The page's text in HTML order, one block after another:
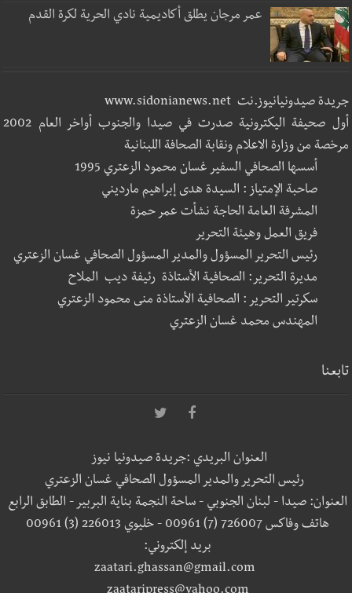
عمر مرجان يطلق أكاديمية نادي الحرية لكرة القدم
جريدة صيدونيانيوز.نت www.sidonianews.net
أول صحيفة اليكترونية صدرت في صيدا والجنوب أواخر العام 2002
مرخصة من وزارة الاعلام ونقابة الصحافة اللبنانية
أسسها الصحافي السفير غسان محمود الزعتري 1995
صاحبة الإمتياز : السيدة هدى إبراهيم مارديني
المشرفة العامة الحاجة نشأت عمر حمزة
فريق العمل وهيئة التحرير
رئيس التحرير المسؤول والمدير المسؤول الصحافي غسان الزعتري
مديرة التحرير: الصحافية الأستاذة رئيفة ديب الملاح
سكرتير التحرير : الصحافية الأستاذة منى محمود الزعتري
المهندس محمد غسان الزعتري
تابعنا
العنوان البريدي :جريدة صيدونيا نيوز
رئيس التحرير والمدير المسؤول الصحافي غسان الزعتري
العنوان: صيدا - لبنان الجنوبي - ساحة النجمة بناية البربير - الطابق الرابع
هاتف وفاكس 726007 (7) 00961 - خليوي 226013 (3) 00961
بريد إلكتروني:
zaatari.ghassan@gmail.com